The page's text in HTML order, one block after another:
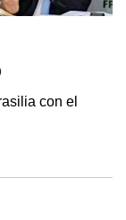
con el